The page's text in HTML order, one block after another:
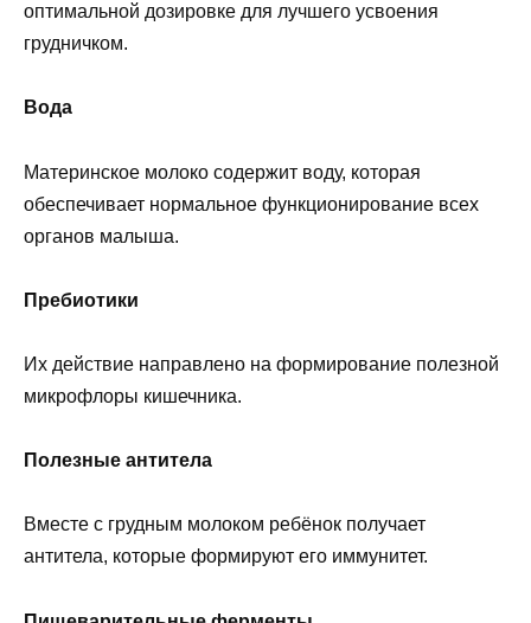
оптимальной дозировке для лучшего усвоения
грудничком.
Вода
Материнское молоко содержит воду, которая
обеспечивает нормальное функционирование всех
органов малыша.
Пребиотики
Их действие направлено на формирование полезной
микрофлоры кишечника.
Полезные антитела
Вместе с грудным молоком ребёнок получает
антитела, которые формируют его иммунитет.